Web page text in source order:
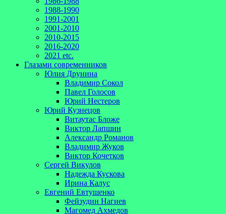
1988-1990
1991-2001
2001-2010
2010-2015
2016-2020
2021 etc.
Глазами современников
Юлия Друнина
Владимир Сокол
Павел Голосов
Юрий Нестеров
Юрий Кузнецов
Витаутас Бложе
Виктор Лапшин
Александр Романов
Владимир Жуков
Виктор Кочетков
Сергей Викулов
Надежда Кускова
Ирина Калус
Евгений Евтушенко
Фейзудин Нагиев
Магомед Ахмедов